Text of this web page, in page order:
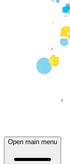
Open main menu